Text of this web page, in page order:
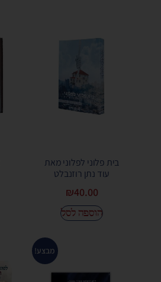
בית פלוני לפלוני מאת
עוד נתן רוזנבלט
₪40.00
הוספה לסל
מבצע!